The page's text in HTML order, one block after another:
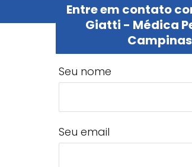
Entre em contato
Giatti - Médica
Seu nome
Seu email